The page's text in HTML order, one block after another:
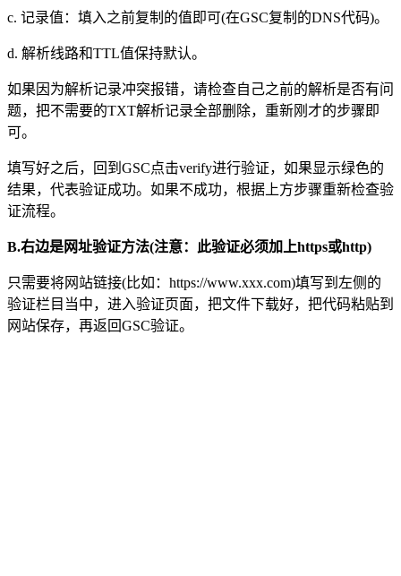
c. 记录值：填入之前复制的值即可(在GSC复制的DNS代码)。
d. 解析线路和TTL值保持默认。
如果因为解析记录冲突报错，请检查自己之前的解析是否有问
题，把不需要的TXT解析记录全部删除，重新刚才的步骤即
可。
填写好之后，回到GSC点击verify进行验证，如果显示绿色的
结果，代表验证成功。如果不成功，根据上方步骤重新检查验
证流程。
B.右边是网址验证方法(注意：此验证必须加上https或http)
只需要将网站链接(比如：https://www.xxx.com)填写到左侧的
验证栏目当中，进入验证页面，把文件下载好，把代码粘贴到
网站保存，再返回GSC验证。